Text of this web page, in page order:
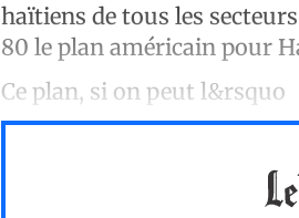
haïtiens de tous les
80 le plan américain pour
Ce plan, si on peut l&rsquo